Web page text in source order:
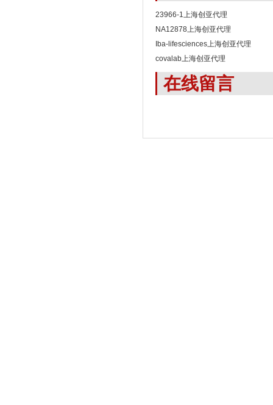
23966-1上海创亚代理
NA12878上海创亚代理
Iba-lifesciences上海创亚代理
covalab上海创亚代理
在线留言